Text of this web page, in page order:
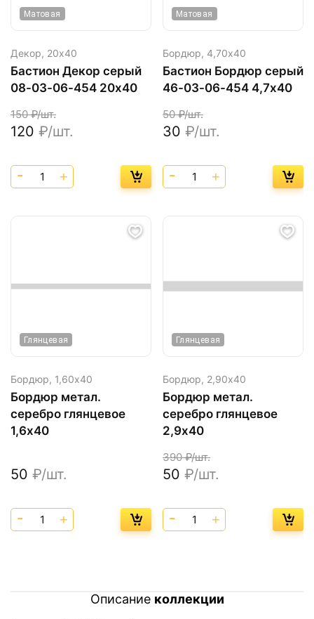
Матовая
Декор, 20х40
Бастион Декор серый
08-03-06-454 20х40
150₽/шт.
120 ₽/шт.
Матовая
Бордюр, 4,70х40
Бастион Бордюр серый
46-03-06-454 4,7х40
50₽/шт.
30 ₽/шт.
Глянцевая
Бордюр, 1,60х40
Бордюр метал.
серебро глянцевое
1,6х40
50 ₽/шт.
Глянцевая
Бордюр, 2,90х40
Бордюр метал.
серебро глянцевое
2,9х40
390₽/шт.
50 ₽/шт.
Описание коллекции